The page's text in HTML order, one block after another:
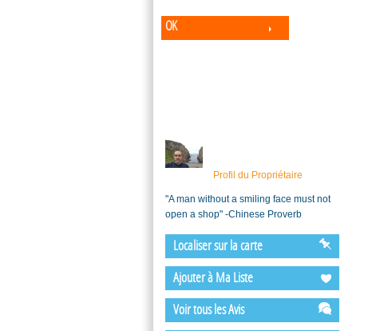
OK
Profil du Propriétaire
"A man without a smiling face must not
open a shop" -Chinese Proverb
Localiser sur la carte
Ajouter à Ma Liste
Voir tous les Avis